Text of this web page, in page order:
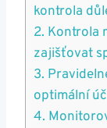
kontrola
2. Kontrola
zajišťovat
3.
optimální
4.